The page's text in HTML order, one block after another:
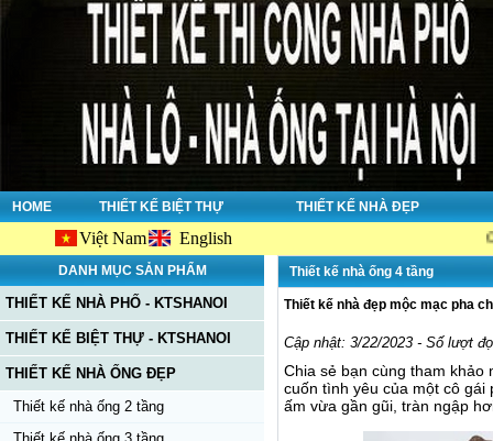
HOME THIẾT KẾ BIỆT THỰ THIẾT KẾ NHÀ ĐẸP
Việt Nam English Chào
DANH MỤC SẢN PHẨM
THIẾT KẾ NHÀ PHỐ - KTSHANOI
THIẾT KẾ BIỆT THỰ - KTSHANOI
THIẾT KẾ NHÀ ỐNG ĐẸP
Thiết kế nhà ống 2 tầng
Thiết kế nhà ống 4 tầng
Thiết kế nhà đẹp mộc mạc pha
Cập nhật: 3/22/2023 - Số lượt
Chia sẻ bạn cùng tham khảo
cuốn tình yêu của một cô gái
ấm vừa gần gũi, tràn ngập